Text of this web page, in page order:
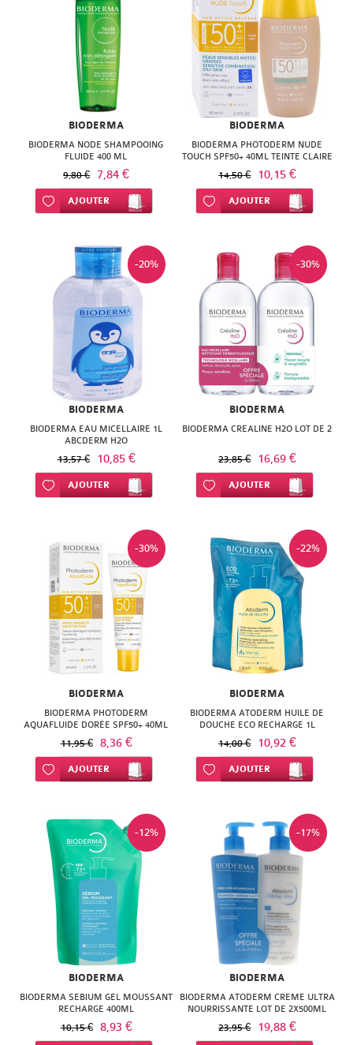
PILEJE
SANTE
VERTE
SOLGAR
SUPER
DIET
URGO
NATURESYSTEM
PHYTOSUN
AROMS
PLANTER'S
SANOFLORE
SOLGAR
WELEDA
BIODERMA
BIODERMA NODE SHAMPOOING
FLUIDE 400 ML
9,80 € 7,84 €
Ajouter à ma liste d’envie
AJOUTER
BIODERMA
BIODERMA PHOTODERM NUDE
TOUCH SPF50+ 40ML TEINTE CLAIRE
14,50 € 10,15 €
Ajouter à ma liste d’envie
AJOUTER
-20%
BIODERMA
BIODERMA EAU MICELLAIRE 1L
ABCDERM H2O
13,57 € 10,85 €
Ajouter à ma liste d’envie
AJOUTER
-30%
BIODERMA
BIODERMA CREALINE H2O LOT DE 2
23,85 € 16,69 €
Ajouter à ma liste d’envie
AJOUTER
-30%
BIODERMA
BIODERMA PHOTODERM
AQUAFLUIDE DORÉE SPF50+ 40ML
11,95 € 8,36 €
Ajouter à ma liste d’envie
AJOUTER
-22%
BIODERMA
BIODERMA ATODERM HUILE DE
DOUCHE ECO RECHARGE 1L
14,00 € 10,92 €
Ajouter à ma liste d’envie
AJOUTER
-12%
BIODERMA
BIODERMA SEBIUM GEL MOUSSANT
RECHARGE 400ML
10,15 € 8,93 €
-17%
BIODERMA
BIODERMA ATODERM CREME ULTRA
NOURRISSANTE LOT DE 2X500ML
23,95 € 19,88 €